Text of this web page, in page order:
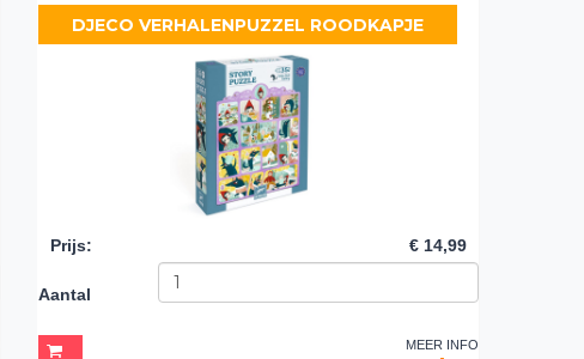
DJECO VERHALENPUZZEL ROODKAPJE
Prijs: € 14,99
Aantal
MEER INFO